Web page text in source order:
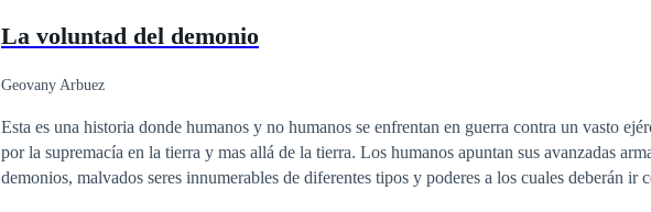
La voluntad del demonio
Geovany Arbuez
Esta es una historia donde humanos y no humanos se enfrentan en guerra contra un vasto
por la supremacía en la tierra y mas allá de la tierra. Los humanos apuntan sus avanzadas
demonios, malvados seres innumerables de diferentes tipos y poderes a los cuales deberán ir